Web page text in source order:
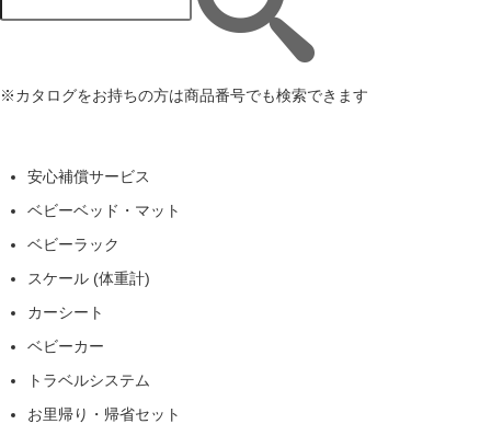
※カタログをお持ちの方は商品番号でも検索できます
安心補償サービス
ベビーベッド・マット
ベビーラック
スケール (体重計)
カーシート
ベビーカー
トラベルシステム
お里帰り・帰省セット